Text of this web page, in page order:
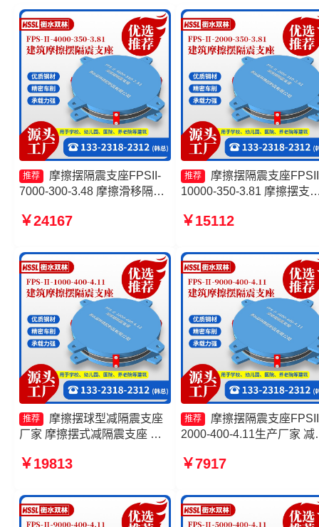
推荐
摩擦摆隔震支座FPSII-
7000-300-3.48 摩擦滑移隔震
FPSII-3000-350-3.81源头工
厂家
￥24167
推荐
摩擦摆隔震支座
10000-350-3.81 摩擦摆支
500-3.8源头工厂 FPS-
￥15112
推荐
摩擦摆球型减隔震支座
厂家 摩擦摆式减隔震支座 摩
350-3.81 建筑摩擦隔震支座生
￥19813
推荐
摩擦摆隔震支座
2000-400-4.11生产厂家 减
隔震支座FPSII-5000-300-
FPSII-5000-400-4.11生产
家
￥7917